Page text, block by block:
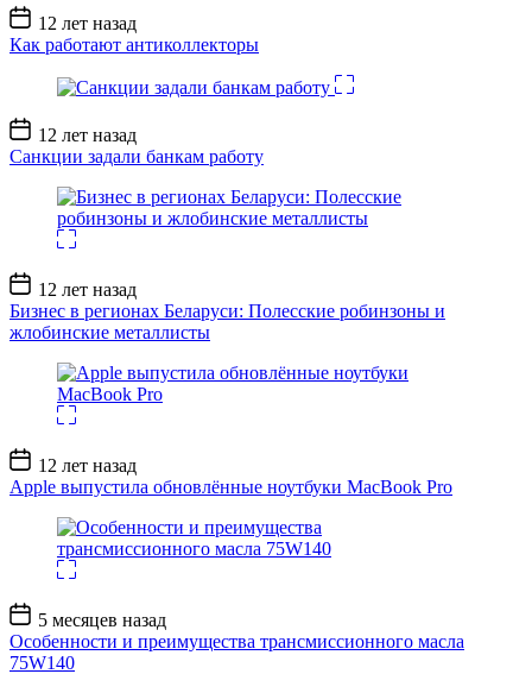
Дата
записи
12 лет назад
Как работают антиколлекторы
Дата
записи
12 лет назад
Санкции задали банкам работу
Дата
записи
12 лет назад
Бизнес в регионах Беларуси: Полесские робинзоны и
жлобинские металлисты
Дата
записи
12 лет назад
Apple выпустила обновлённые ноутбуки MacBook Pro
Дата
записи
5 месяцев назад
Особенности и преимущества трансмиссионного масла
75W140